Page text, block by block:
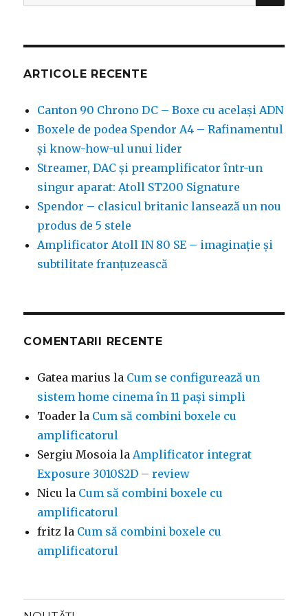
după:
ARTICOLE RECENTE
Canton 90 Chrono DC – Boxe cu același ADN
Boxele de podea Spendor A4 – Rafinamentul
și know-how-ul unui lider
Streamer, DAC și preamplificator într-un
singur aparat: Atoll ST200 Signature
Spendor – clasicul britanic lansează un nou
produs de 5 stele
Amplificator Atoll IN 80 SE – imaginație și
subtilitate franțuzească
COMENTARII RECENTE
Gatea marius la Cum se configurează un
sistem home cinema în 11 pași simpli
Toader la Cum să combini boxele cu
amplificatorul
Sergiu Mosoia laAmplificator integrat
Exposure 3010S2D – review
Nicu la Cum să combini boxele cu
amplificatorul
fritz la Cum să combini boxele cu
amplificatorul